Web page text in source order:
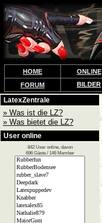
HOME ONLINE
FORUM
BILDER
LatexZentrale
» Was ist die LZ?
» Was bietet die LZ?
User online
842 User online, davon
696 Gäste / 146 Member